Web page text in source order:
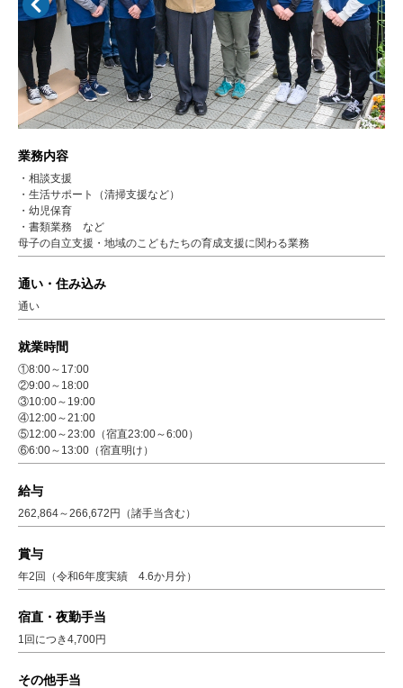
業務内容
・相談支援
・生活サポート（清掃支援など）
・幼児保育
・書類業務 など
母子の自立支援・地域のこどもたちの育成支援に関わる業務
通い・住み込み
通い
就業時間
①8:00～17:00
②9:00～18:00
③10:00～19:00
④12:00～21:00
⑤12:00～23:00（宿直23:00～6:00）
⑥6:00～13:00（宿直明け）
給与
262,864～266,672円（諸手当含む）
賞与
年2回（令和6年度実績 4.6か月分）
宿直・夜勤手当
1回につき4,700円
その他手当